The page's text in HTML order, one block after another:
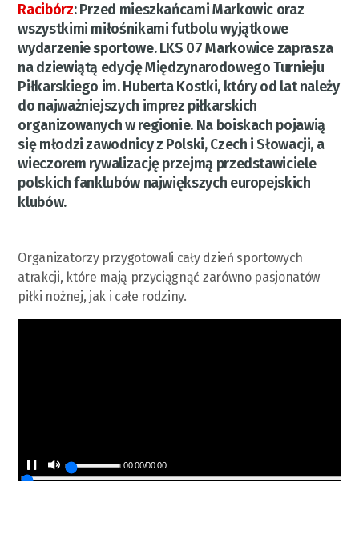
Racibórz:Przed mieszkańcami Markowic oraz
wszystkimi miłośnikami futbolu wyjątkowe
wydarzenie sportowe. LKS 07 Markowice zaprasza
na dziewiątą edycję Międzynarodowego Turnieju
Piłkarskiego im. Huberta Kostki, który od lat należy
do najważniejszych imprez piłkarskich
organizowanych w regionie. Na boiskach pojawią
się młodzi zawodnicy z Polski, Czech i Słowacji, a
wieczorem rywalizację przejmą przedstawiciele
polskich fanklubów największych europejskich
klubów.
Organizatorzy przygotowali cały dzień sportowych
atrakcji, które mają przyciągnąć zarówno pasjonatów
piłki nożnej, jak i całe rodziny.
00:00/00:00